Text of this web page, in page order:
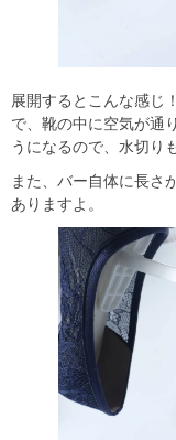
展開するとこんな感じ
で、靴の中に空気が通
うになるので、水切り
また、バー自体に長さ
ありますよ。